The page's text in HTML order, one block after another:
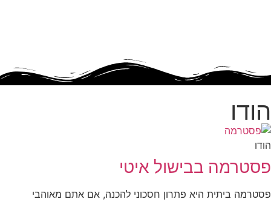
הודו
הודו
פסטרמה בבישול איטי
פסטרמה ביתית היא פתרון חסכוני להכנה, אם אתם מאוהבי